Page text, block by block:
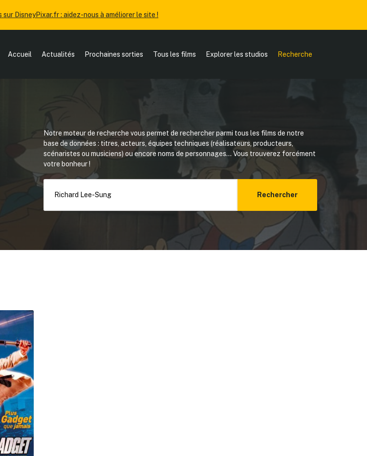
sur DisneyPixar.fr : aidez-nous à améliorer le site !
Accueil Actualités Prochaines sorties Tous les films Explorer les studios Recherche
Notre moteur de recherche vous permet de rechercher parmi tous les films de notre
base de données : titres, acteurs, équipes techniques (réalisateurs, producteurs,
scénaristes ou musiciens) ou encore noms de personnages... Vous trouverez forcément
votre bonheur !
Rechercher